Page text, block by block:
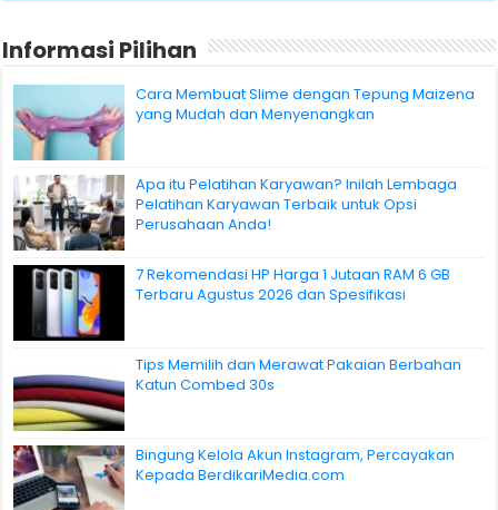
Informasi Pilihan
Cara Membuat Slime dengan Tepung Maizena
yang Mudah dan Menyenangkan
Apa itu Pelatihan Karyawan? Inilah Lembaga
Pelatihan Karyawan Terbaik untuk Opsi
Perusahaan Anda!
7 Rekomendasi HP Harga 1 Jutaan RAM 6 GB
Terbaru Agustus 2026 dan Spesifikasi
Tips Memilih dan Merawat Pakaian Berbahan
Katun Combed 30s
Bingung Kelola Akun Instagram, Percayakan
Kepada BerdikariMedia.com